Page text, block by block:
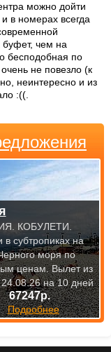
можно дойти
в номерах всегда
буфет, чем на
бесподобная по
не повезло (к
неинтересно и из
:((.
67247р.
Подробнее
КОБУЛЕТИ.
в субтропиках на
моря по
ценам. Вылет из
на 10 дней